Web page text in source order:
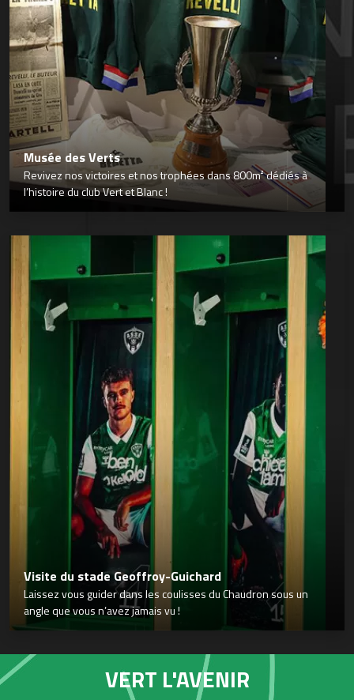
Musée des Verts
Revivez nos victoires et nos trophées dans 800m² dédiés à
l’histoire du club Vert et Blanc !
Visite du stade Geoffroy-Guichard
Laissez vous guider dans les coulisses du Chaudron sous un
angle que vous n’avez jamais vu !
VERT L'AVENIR